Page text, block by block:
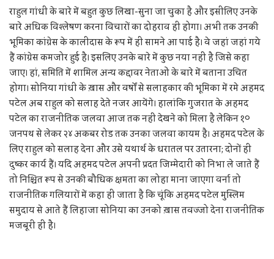
राहुल गांधी के बारे में बहुत कुछ लिखा-सुना जा चुका है और इसीलिए उनके
बारे अधिक विश्लेषण करना विचारों का दोहराव ही होगा। अभी तक उनकी
भूमिका कांग्रेस के कालीदास के रूप में ही सामने आ पाई है। वे जहां जहां गये
हैं कांग्रेस कमजोर हुई है। इसलिए उनके बारे में कुछ नया नहीं है जिसे कहा
जाए। हां, समिति में शामिल अन्य कद्दावर नेताओं के बारे में बताना उचित
होगा। सोनिया गांधी के ख़ास और वर्षों से सलाहकार की भूमिका में रमे अहमद
पटेल अब राहुल को सलाह देते नजर आयेंगे। हालांकि गुजरात के अहमद
पटेल का राजनीतिक जलवा आज तक नहीं देखने को मिला है लेकिन १०
जनपथ से लेकर २४ अकबर रोड तक उनका जलवा कायम है। अहमद पटेल के
लिए राहुल को सलाह देना और उसे यथार्थ के धरातल पर उतारना; दोनों ही
दुष्कर कार्य हैं। यदि अहमद पटेल अपनी प्रदत जिम्मेदारी को निभा ले जाते हैं
तो निश्चित रूप से उनकी बौधिक क्षमता का लोहा माना जाएगा वर्ना तो
राजनीतिक गलियारों में कहा ही जाता है कि चूंकि अहमद पटेल मुस्लिम
समुदाय से आते हैं लिहाजा सोनिया का उनको ख़ास तवज्जो देना राजनीतिक
मजबूरी ही है।